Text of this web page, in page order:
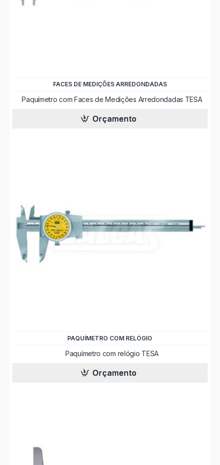
FACES DE MEDIÇÕES ARREDONDADAS
Paquímetro com Faces de Medições Arredondadas TESA
Orçamento
PAQUÍMETRO COM RELÓGIO
Paquímetro com relógio TESA
Orçamento